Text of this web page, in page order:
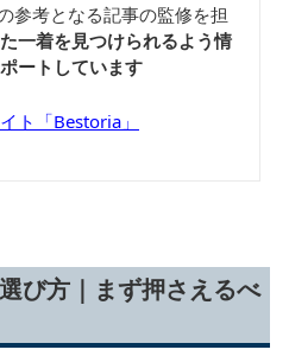
参考となる記事の監修を担
一着を見つけられるよう情
ートしています
ト「Bestoria」
び方｜まず押さえるべ